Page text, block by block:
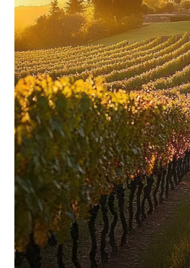
fantastiques d’une grande
vins Tardieu est très original et
sont interprétés de manière très
barriques bourguignonnes qui
léger goût fumé et la structure
vinifiés de manière tout à fait
plus longue dans de grands fûts
Des vins du Rhône
Tous les vins de la famille
plus, ils sont très bien notés et
des Côtes-du-Rhône, de
Pape, toutes les vignes sont
viticulture biologique, les
long élevage sur lies et dans le
et avec le moins de soufre